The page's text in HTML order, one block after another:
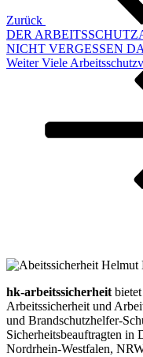
Zurück
DER
NICHT VERGESSEN
Nächster
Weiter Viele
hk-arbeitssicherheit
Arbeitssicherheit und
und Brandschutzhelfer-
Sicherheitsbeauftragten in
Nordrhein-Westfalen,